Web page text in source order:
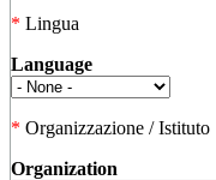
* Lingua
Language
* Organizzazione / Istituto
Organization